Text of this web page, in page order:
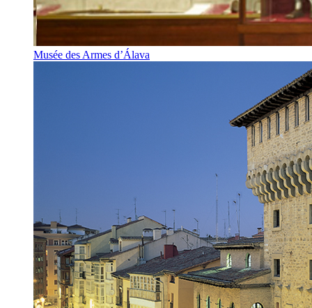
Musée des Armes d’Álava